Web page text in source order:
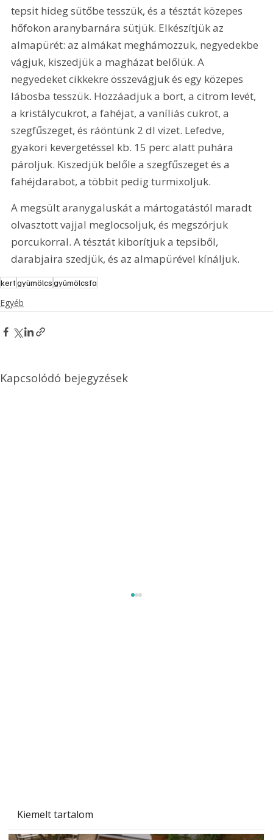
Kiemelt tartalom
tepsit hideg sütőbe tesszük, és a tésztát közepes
hőfokon aranybarnára sütjük. Elkészítjük az
almapürét: az almákat meghámozzuk, negyedekbe
vágjuk, kiszedjük a magházat belőlük. A
negyedeket cikkekre összevágjuk és egy közepes
lábosba tesszük. Hozzáadjuk a bort, a citrom levét,
a kristálycukrot, a fahéjat, a vaníliás cukrot, a
szegfűszeget, és ráöntünk 2 dl vizet. Lefedve,
gyakori kevergetéssel kb. 15 perc alatt puhára
pároljuk. Kiszedjük belőle a szegfűszeget és a
fahéjdarabot, a többit pedig turmixoljuk.
A megsült aranygaluskát a mártogatástól maradt
olvasztott vajjal meglocsoljuk, és megszórjuk
porcukorral. A tésztát kiborítjuk a tepsiből,
darabjaira szedjük, és az almapürével kínáljuk.
kertgyümölcsgyümölcsfa
Egyéb
Kapcsolódó bejegyzések